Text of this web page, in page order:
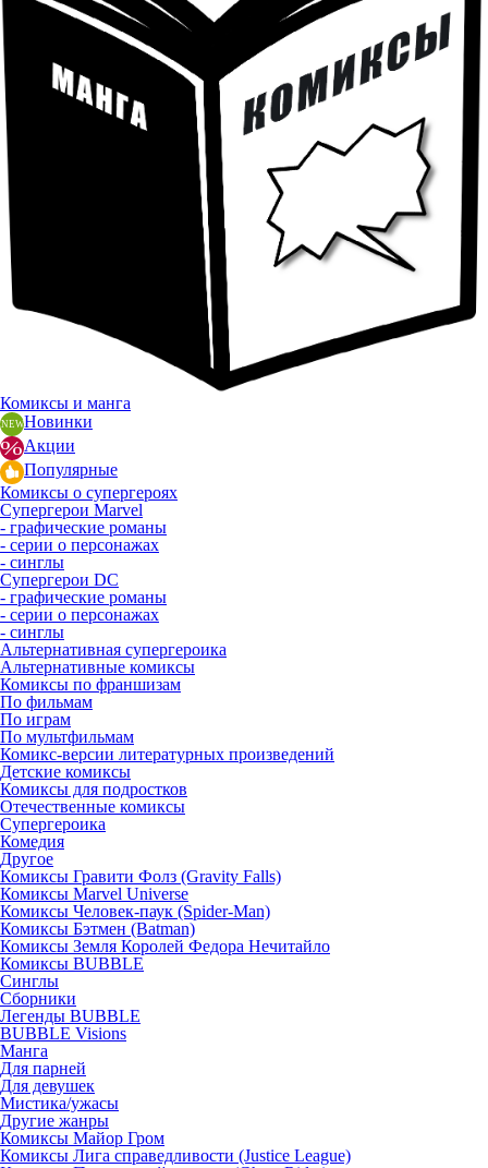
Комиксы и манга
Новинки
Акции
Популярные
Комиксы о супергероях
Супергерои Marvel
- графические романы
- серии о персонажах
- синглы
Супергерои DC
- графические романы
- серии о персонажах
- синглы
Альтернативная супергероика
Альтернативные комиксы
Комиксы по франшизам
По фильмам
По играм
По мультфильмам
Комикс-версии литературных произведений
Детские комиксы
Комиксы для подростков
Отечественные комиксы
Супергероика
Комедия
Другое
Комиксы Гравити Фолз (Gravity Falls)
Комиксы Marvel Universe
Комиксы Человек-паук (Spider-Man)
Комиксы Бэтмен (Batman)
Комиксы Земля Королей Федора Нечитайло
Комиксы BUBBLE
Синглы
Сборники
Легенды BUBBLE
BUBBLE Visions
Манга
Для парней
Для девушек
Мистика/ужасы
Другие жанры
Комиксы Майор Гром
Комиксы Лига справедливости (Justice League)